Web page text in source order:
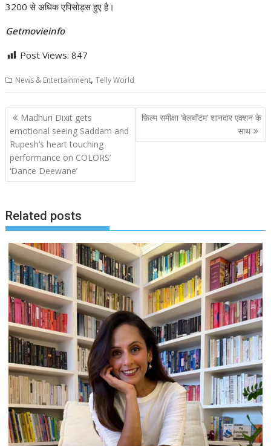
3200 से अधिक एपिसोड्स हुए है।
Getmovieinfo
Post Views: 847
News & Entertainment,Telly World
Post
navigation
Madhuri Dixit gets
emotional seeing Saddam and
Rupesh’s heart touching
performance on COLORS’
‘Dance Deewane’
फ़िल्म समीक्षा ‘बेलबॉटम’ शानदार एक्शन के
साथ
Related posts